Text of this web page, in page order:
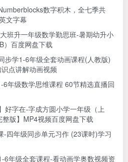
数字积木，全七季共
文字幕
班升一年级数学勤思班-暑期幼升小
）百度网盘下载
步学1-6年级全套动画课程(人教版)
点讲解动画视频
6年级数学思维课程 60节精选直播回
好字在-字成方圆小学一年级（上
版】MP4视频百度网盘下载
-四年级同步单元习作 (23课时)学习
6年级全套课程-看动画学奥数视频资